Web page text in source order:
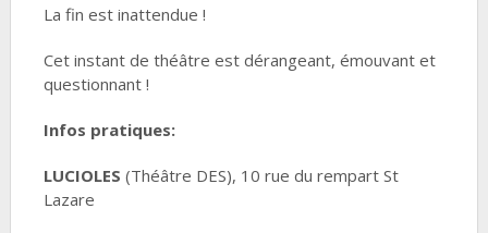
La fin est inattendue !
Cet instant de théâtre est dérangeant, émouvant et
questionnant !
Infos pratiques:
LUCIOLES (Théâtre DES), 10 rue du rempart St
Lazare